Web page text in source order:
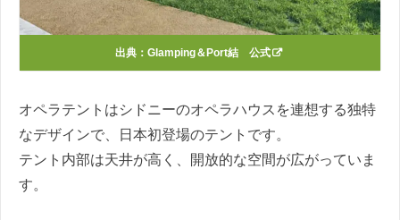
出典： Glamping＆Port結 公式
オペラテントはシドニーのオペラハウスを連想する独特
なデザインで、日本初登場のテントです。
テント内部は天井が高く、開放的な空間が広がっていま
す。